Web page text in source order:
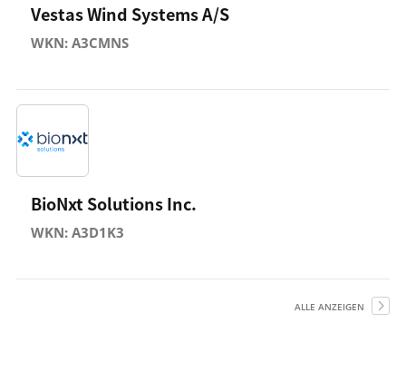
Vestas Wind Systems A/S
WKN: A3CMNS
BioNxt Solutions Inc.
WKN: A3D1K3
ALLE ANZEIGEN